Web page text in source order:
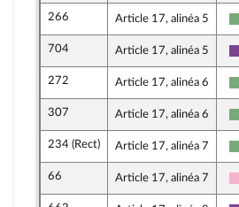
266 Article 17, alinéa 5
704 Article 17, alinéa 5
272 Article 17, alinéa 6
307 Article 17, alinéa 6
234 (Rect) Article 17, alinéa 7
66 Article 17, alinéa 7